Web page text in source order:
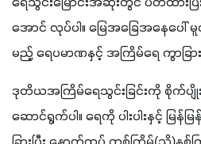
အောင် လုပ်ပါ။ မြေအခြေအနေပေ
မည့် ရေပမာဏနှင့် အကြိမ်ရေ ကွာခြာ
ဒုတိယအကြိမ်ရေသွင်းခြင်းကို စိုက်ပျို
ဆောင်ရွက်ပါ။ ရေကို ပါးပါးနှင့် မြန်မ